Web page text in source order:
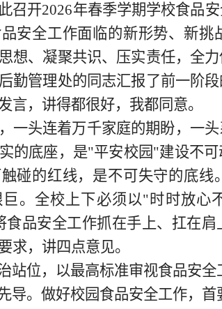
召开2026年春季学期学校食品
安全工作面临的新形势、新挑
想、凝聚共识、压实责任，全
勤管理处的同志汇报了前一阶
言，讲得都很好，我都同意。
一头连着万千家庭的期盼，一
的底座，是"平安校园"建设不
碰的红线，是不可失守的底线
。全校上下必须以"时时放心
食品安全工作抓在手上、扛在
求，讲四点意见。
站位，以最高标准审视食品安全
导。做好校园食品安全工作，首